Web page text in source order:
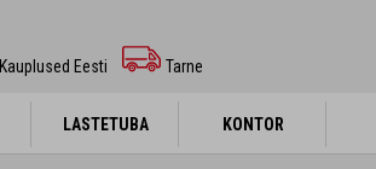
Kauplused Eesti Tarne
LASTETUBA KONTOR
LASTETUBA KONTOR